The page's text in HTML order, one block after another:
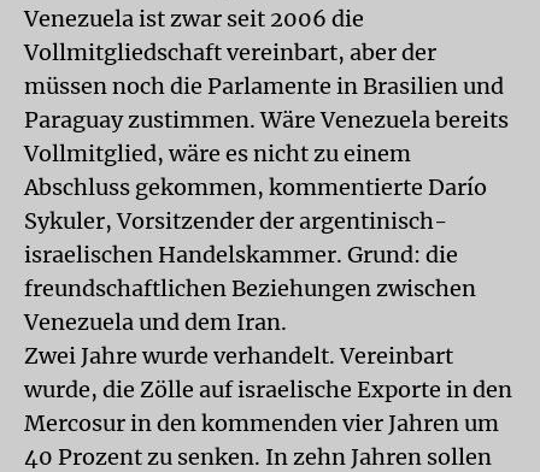
Venezuela ist zwar seit 2006 die
Vollmitgliedschaft vereinbart, aber der
müssen noch die Parlamente in Brasilien und
Paraguay zustimmen. Wäre Venezuela bereits
Vollmitglied, wäre es nicht zu einem
Abschluss gekommen, kommentierte Darío
Sykuler, Vorsitzender der argentinisch-
israelischen Handelskammer. Grund: die
freundschaftlichen Beziehungen zwischen
Venezuela und dem Iran.
Zwei Jahre wurde verhandelt. Vereinbart
wurde, die Zölle auf israelische Exporte in den
Mercosur in den kommenden vier Jahren um
40 Prozent zu senken. In zehn Jahren sollen